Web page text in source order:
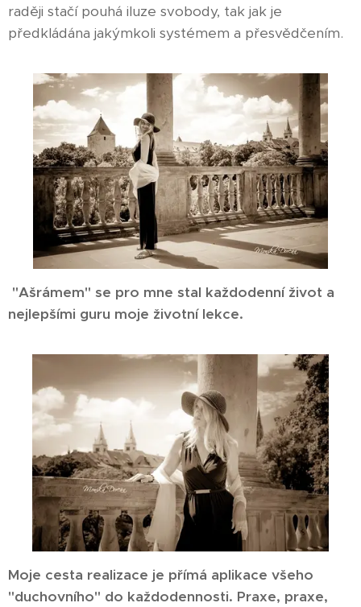
raději stačí pouhá iluze svobody, tak jak je
předkládána jakýmkoli systémem a přesvědčením.
"Ašrámem" se pro mne stal každodenní život a
nejlepšími guru moje životní lekce.
Moje cesta realizace je přímá aplikace všeho
"duchovního" do každodennosti. Praxe, praxe,